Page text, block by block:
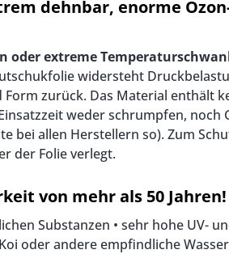
dehnbar, enorme
oder extreme
widersteht
zurück. Das Material enthält
weder schrumpfen, noch
bei allen Herstellern so). Zum
der Folie verlegt.
von mehr als 50 Jahren!
Substanzen • sehr hohe UV-
oder andere empfindliche